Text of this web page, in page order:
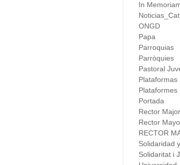
In
Noticias_Cat
ONGD
Papa
Parroquias
Parròquies
Pastoral
Plataformas
Plataformes
Portada
Rector Major
Rector
RECTOR
Solidaridad
Solidaritat i